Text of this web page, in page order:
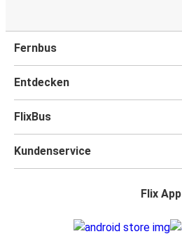
Fernbus
Entdecken
FlixBus
Kundenservice
Flix App